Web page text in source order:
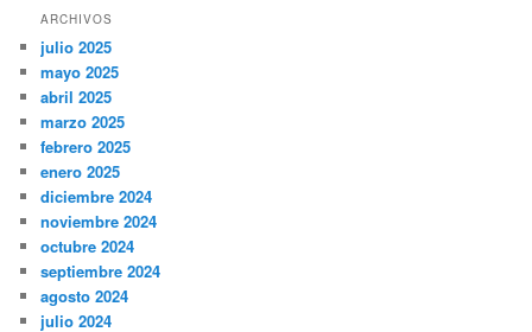
ARCHIVOS
julio 2025
mayo 2025
abril 2025
marzo 2025
febrero 2025
enero 2025
diciembre 2024
noviembre 2024
octubre 2024
septiembre 2024
agosto 2024
julio 2024